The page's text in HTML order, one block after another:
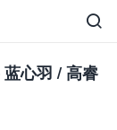

心羽 / 高睿